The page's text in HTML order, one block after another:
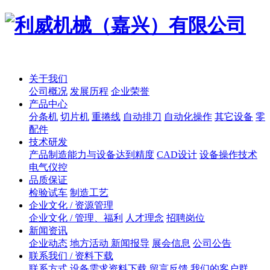
关于我们
公司概况 发展历程 企业荣誉
产品中心
分条机 切片机 重捲线 自动排刀 自动化操作 其它设备 零
配件
技术研发
产品制造能力与设备达到精度 CAD设计 设备操作技术
电气仪控
品质保证
检验试车 制造工艺
企业文化 / 资源管理
企业文化 / 管理、福利
人才理念 招聘岗位
新闻资讯
企业动态 地方活动 新闻报导 展会信息 公司公告
联系我们 / 资料下载